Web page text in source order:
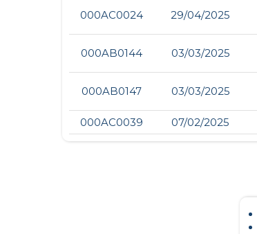
000AC0024 29/04/2025
000AB0144 03/03/2025
000AB0147 03/03/2025
000AC0039 07/02/2025